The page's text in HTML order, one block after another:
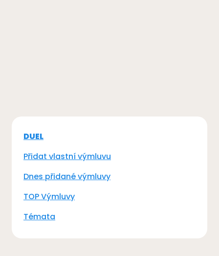
DUEL
Přidat vlastní výmluvu
Dnes přidané výmluvy
TOP Výmluvy
Témata